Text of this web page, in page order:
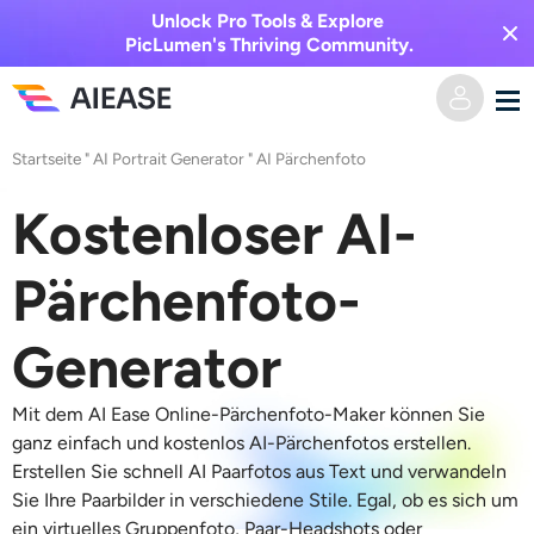
Unlock Pro Tools & Explore
PicLumen's Thriving Community.
Heim
KI-Video
Text zu Video
Bild zu Video
Videoeffekte
KI-Kuss-Generator
Videoeffekte
KI-Bild
Bild zu Bild
Text zu Bild
KI-Werkzeuge
Foto-Editor & -Creator
Auszeichnung
Startseite "AI Portrait Generator "AI Pärchenfoto
Kostenloser AI-
Pärchenfoto-
Generator
Mit dem AI Ease Online-Pärchenfoto-Maker können Sie
ganz einfach und kostenlos AI-Pärchenfotos erstellen.
Erstellen Sie schnell AI Paarfotos aus Text und verwandeln
Sie Ihre Paarbilder in verschiedene Stile. Egal, ob es sich um
ein virtuelles Gruppenfoto, Paar-Headshots oder